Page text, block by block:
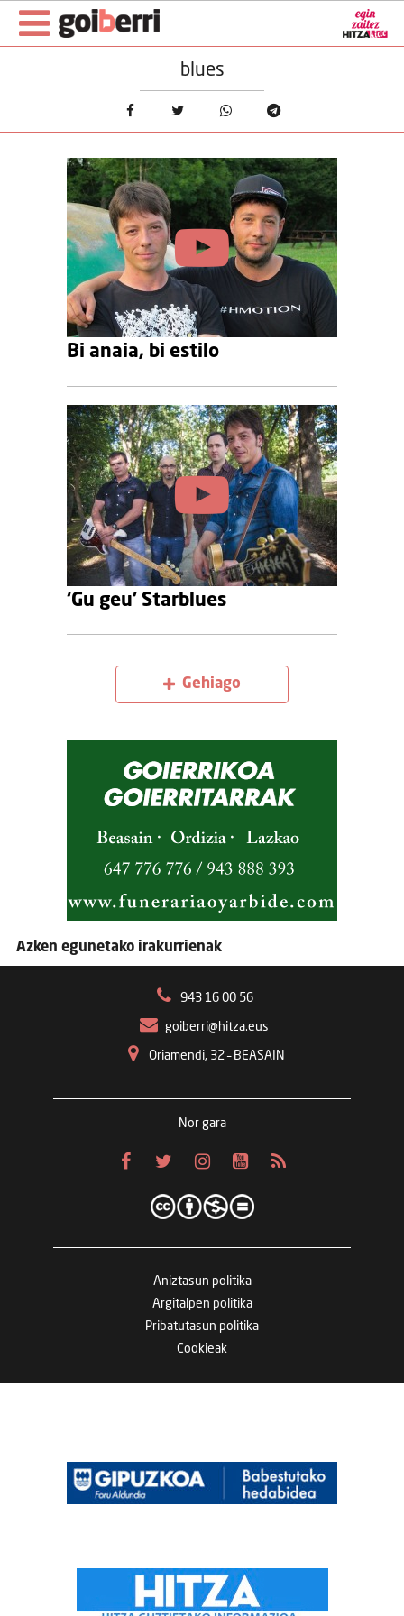
blues
Bi anaia, bi estilo
‘Gu geu’ Starblues
Gehiago
Azken egunetako irakurrienak
943 16 00 56
goiberri@hitza.eus
Oriamendi, 32 – BEASAIN
Nor gara
Aniztasun politika
Argitalpen politika
Pribatutasun politika
Cookieak